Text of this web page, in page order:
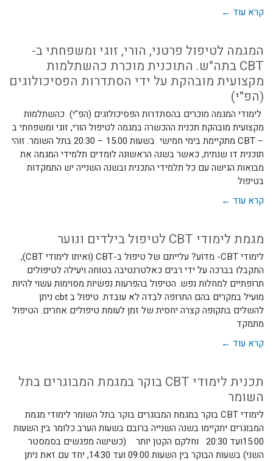
קרא עוד ←
המגמה לטיפול פרטני, הורי, זוגי ומשפחתי ב-
CBT בתה"ש. התוכנית מוכרת כהשתלמות
מקצועית מובהקת על ידי הסתדרות הפסיכולוגים
(הפ"י)
לימודי המגמה מוכרים בהסתדרות הפסיכולוגים (הפ"י) כהשתלמות
מקצועית מובהקת תכנית ההכשרה במגמה לטיפול הורי, זוגי ומשפחתי ב
– CBT מתקיימת בימי חמישי בשעות 15.00 – 20.30 בתל השומר. זוהי
תוכנית דו שנתית, כאשר בשנה הראשונה לומדים תלמידי המגמה את
מבואות הגישה עם כל תלמידי התכנית ובשנה השנייה יש התמקדות
בטיפול
קרא עוד ←
מגמת לימודי CBT לטיפול בילדים ונוער
לימודי CBT- מדוע? עלייתם של טיפול ב-CBT (ואיתו לימודי CBT),
התקבלו בברכה על ידי רבים כאלטרנטיבה בטוחה ויעילה לטיפולים
תרופתיים למחלות נפש. הטיפול בהפרעות נפשיות מסוימות עשוי להיות
מועיל במקרים בהם התרופה לבדה לא עובדת. טיפול ב cbt ניתן
להשלים בתקופה קצרה יחסית של זמן לעומת טיפולים אחרים. הטיפול
מתמקד
קרא עוד ←
תכנית לימודי CBT בוקר במגמת המבוגרים בתל
השומר
לימודי CBT בוקר במגמת המבוגרים בוקר בתל השומר לימודי מגמת
המבוגרים יתקיימו בשנה השנייה ברובם בשעות הערב כלומר בין השעות
15:00ועד 20:30 וחלקם הקטן יותר (כשישה מפגשים בסמסטר
השני) בשעות הבוקר בין השעות 09:00 ועד 14:30, יחד עם זאת ניתן